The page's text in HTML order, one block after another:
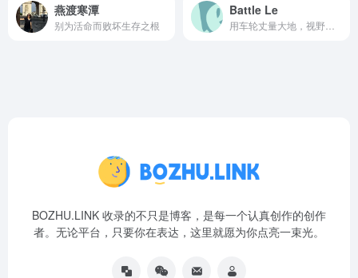
燕渡寒潭
别为活命而败坏生存之根
Battle Le
BOZHU.LINK 收录的不只是博客，是每一个认真创作的创作
者。无论平台，只要你在表达，这里就愿为你点亮一束光。